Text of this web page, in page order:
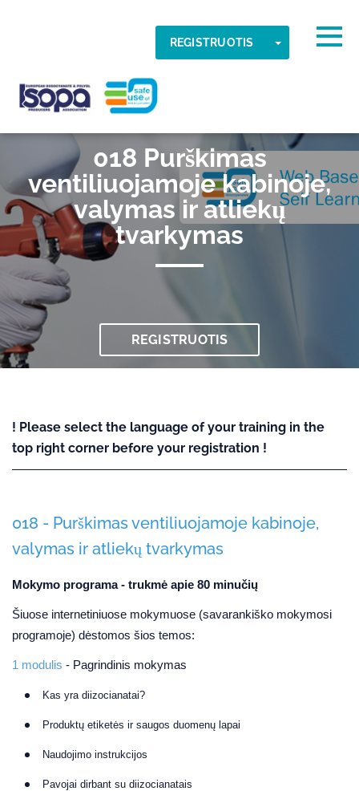
REGISTRUOTIS TOGGLE
ISOPA-AISBL
018 Purškimas
ventiliuojamoje kabinoje,
valymas ir atliekų
tvarkymas
REGISTRUOTIS
! Please select the language of your training in the
top right corner before your registration !
018 - Purškimas ventiliuojamoje kabinoje,
valymas ir atliekų tvarkymas
Mokymo programa - trukmė apie 80 minučių
Šiuose internetiniuose mokymuose (savarankiško mokymosi
programoje) dėstomos šios temos:
1 modulis - Pagrindinis mokymas
Kas yra diizocianatai?
Produktų etiketės ir saugos duomenų lapai
Naudojimo instrukcijos
Pavojai dirbant su diizocianatais